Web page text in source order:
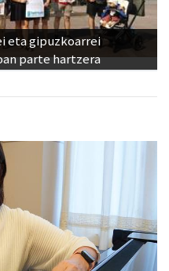
eta gipuzkoarrei
parte hartzera